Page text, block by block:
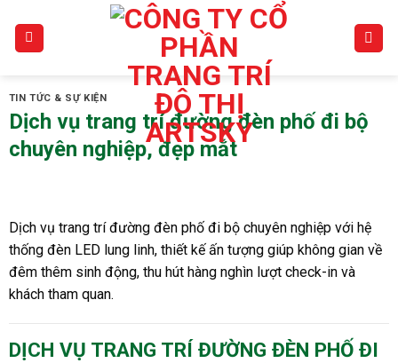
content
TIN TỨC & SỰ KIỆN
Dịch vụ trang trí đường đèn phố đi bộ
chuyên nghiệp, đẹp mắt
Dịch vụ trang trí đường đèn phố đi bộ chuyên nghiệp với hệ
thống đèn LED lung linh, thiết kế ấn tượng giúp không gian về
đêm thêm sinh động, thu hút hàng nghìn lượt check-in và
khách tham quan.
DỊCH VỤ TRANG TRÍ ĐƯỜNG ĐÈN PHỐ ĐI